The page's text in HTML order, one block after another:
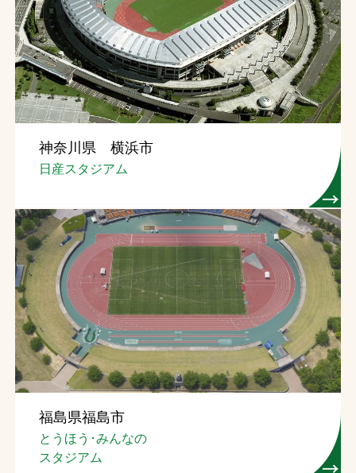
神奈川県 横浜市
日産スタジアム
福島県福島市
とうほう･みんなの
スタジアム